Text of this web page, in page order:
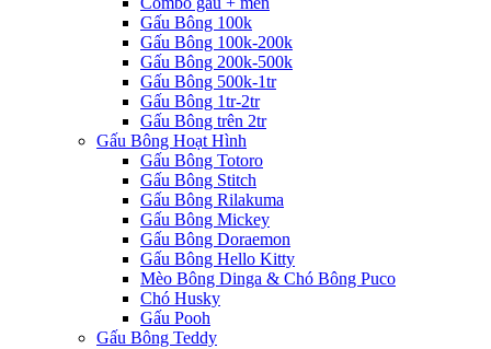
Gấu Bông 100k
Gấu Bông 100k-200k
Gấu Bông 200k-500k
Gấu Bông 500k-1tr
Gấu Bông 1tr-2tr
Gấu Bông trên 2tr
Gấu Bông Hoạt Hình
Gấu Bông Totoro
Gấu Bông Stitch
Gấu Bông Rilakuma
Gấu Bông Mickey
Gấu Bông Doraemon
Gấu Bông Hello Kitty
Mèo Bông Dinga & Chó Bông Puco
Chó Husky
Gấu Pooh
Gấu Bông Teddy